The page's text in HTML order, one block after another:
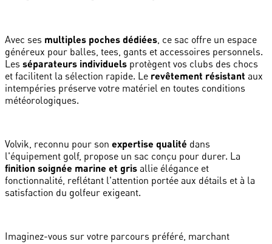
Avec ses multiples poches dédiées , ce sac offre un espace
généreux pour balles, tees, gants et accessoires personnels.
Les séparateurs individuels protègent vos clubs des chocs
et facilitent la sélection rapide. Le revêtement résistant aux
intempéries préserve votre matériel en toutes conditions
météorologiques.
Volvik, reconnu pour son expertise qualité dans
l'équipement golf, propose un sac conçu pour durer. La
finition soignée marine et gris allie élégance et
fonctionnalité, reflétant l'attention portée aux détails et à la
satisfaction du golfeur exigeant.
Imaginez-vous sur votre parcours préféré, marchant